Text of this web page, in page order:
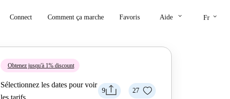
Connect Comment ça marche Favoris Aide keyboard_arrow_down Fr keyboard_arrow_down
Obtenez jusqu'à 1% discount
9 27
Sélectionnez les dates pour voir
les tarifs